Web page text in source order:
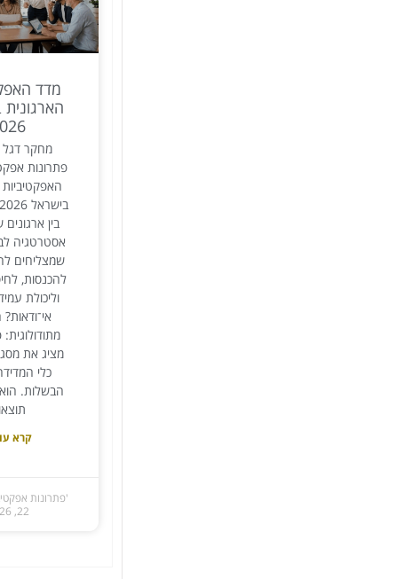
מדד
מחקר
פתרונות
בין
אסטרטגיה
שמצליחים
להכנסות,
וליכולת
מציג את
כלי
הבשלות. הוא
קרא
'פתרונות
22, 2026